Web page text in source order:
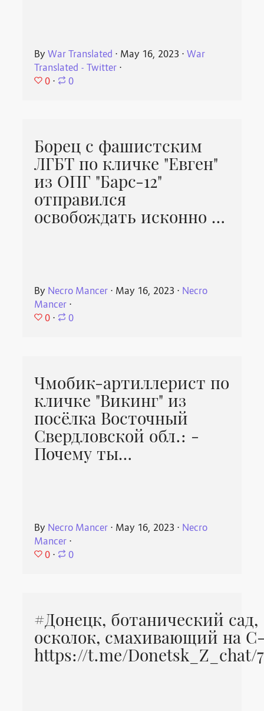
ByWar Translated ⋅ May 16, 2023 ⋅War
Translated - Twitter ⋅
0 ⋅ 0
Борец с фашистским
ЛГБТ по кличке "Евген"
из ОПГ "Барс-12"
отправился
освобождать исконно …
By Necro Mancer ⋅ May 16, 2023 ⋅ Necro
Mancer ⋅
0 ⋅ 0
Чмобик-артиллерист по
кличке "Викинг" из
посёлка Восточный
Свердловской обл.: -
Почему ты…
By Necro Mancer ⋅ May 16, 2023 ⋅ Necro
Mancer ⋅
0 ⋅ 0
#Донецк, ботанический сад,
осколок, смахивающий на
https://t.me/Donetsk_Z_chat/